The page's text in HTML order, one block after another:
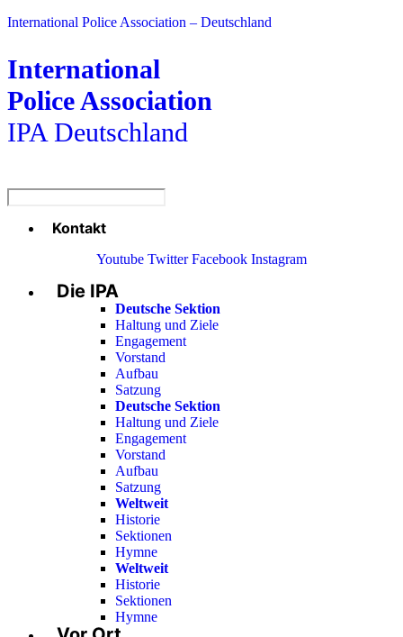
International Police Association – Deutschland
International
Police Association
IPA Deutschland
Menü Kontakt
Youtube Twitter Facebook Instagram
Menu
Die IPA
Deutsche Sektion
Haltung und Ziele
Engagement
Vorstand
Aufbau
Satzung
Deutsche Sektion
Haltung und Ziele
Engagement
Vorstand
Aufbau
Satzung
Weltweit
Historie
Sektionen
Hymne
Weltweit
Historie
Sektionen
Hymne